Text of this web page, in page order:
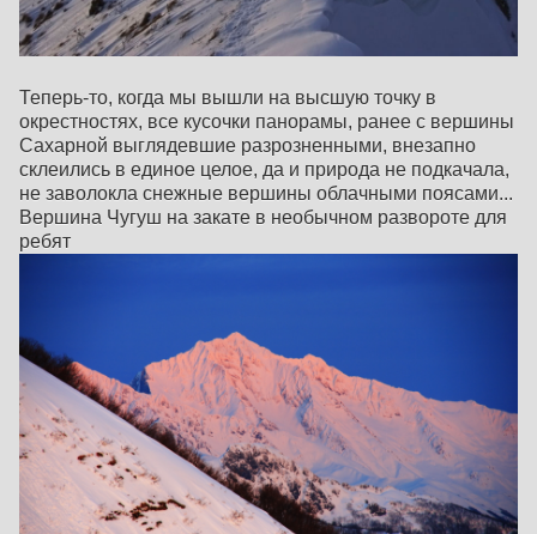
Теперь-то, когда мы вышли на высшую точку в
окрестностях, все кусочки панорамы, ранее с вершины
Сахарной выглядевшие разрозненными, внезапно
склеились в единое целое, да и природа не подкачала,
не заволокла снежные вершины облачными поясами...
Вершина Чугуш на закате в необычном развороте для
ребят